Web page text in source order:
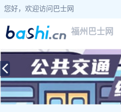
您好，欢迎访问巴士网
福州巴士网
当前位置： 巴士网> 福建巴士 >福州